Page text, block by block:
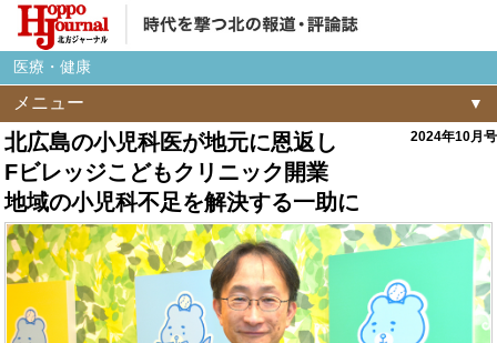
医療・健康
メニュー
北広島の小児科医が地元に恩返し
Fビレッジこどもクリニック開業
地域の小児科不足を解決する一助に
2024年10月号